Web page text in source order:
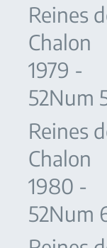
Reines
Chalon
1979 -
52Num
Reines
Chalon
1980 -
52Num